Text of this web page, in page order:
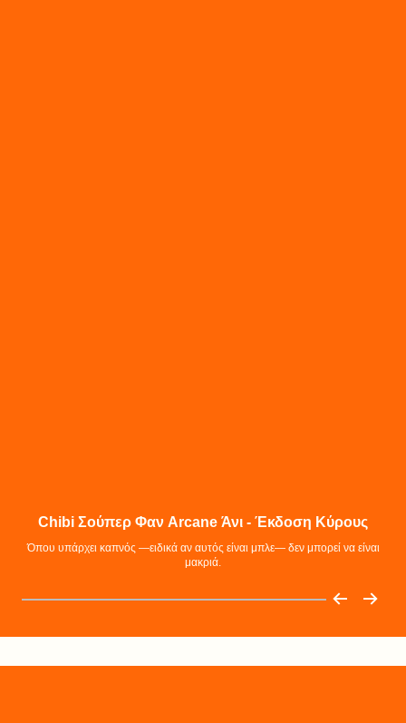
Chibi Σούπερ Φαν Arcane Άνι - Έκδοση Κύρους
Όπου υπάρχει καπνός —ειδικά αν αυτός είναι μπλε— δεν μπορεί να είναι
μακριά.